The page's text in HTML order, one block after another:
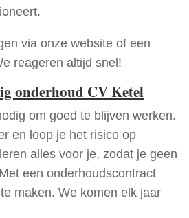
via onze website of een
reageren altijd snel!
onderhoud CV Ketel
om goed te blijven werken.
en loop je het risico op
alles voor je, zodat je geen
een onderhoudscontract
maken. We komen elk jaar